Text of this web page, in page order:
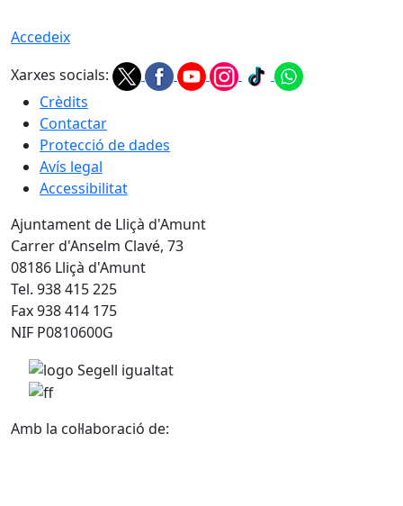
Accedeix
Xarxes socials:
Crèdits
Contactar
Protecció de dades
Avís legal
Accessibilitat
Ajuntament de Lliçà d'Amunt
Carrer d'Anselm Clavé, 73
08186 Lliçà d'Amunt
Tel. 938 415 225
Fax 938 414 175
NIF P0810600G
Amb la col·laboració de: